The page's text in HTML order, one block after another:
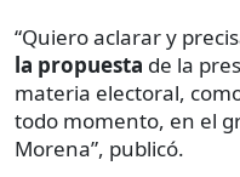
“Quiero aclarar y
la propuesta de la
materia electoral,
todo momento, en el
Morena”, publicó.